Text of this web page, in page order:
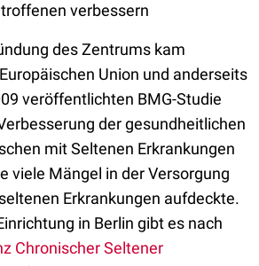
verbessern
des Zentrums kam
Union und anderseits
veröffentlichten BMG-Studie
der gesundheitlichen
mit Seltenen Erkrankungen
viele Mängel in der Versorgung
Erkrankungen aufdeckte.
in Berlin gibt es nach
Chronischer Seltener